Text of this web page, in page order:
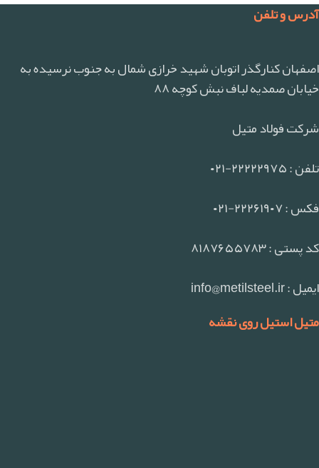
آدرس و تلفن
اصفهان کنارگذر اتوبان شهید خرازی شمال به جنوب نرسیده به
خیابان صمدیه لباف نبش کوچه ۸۸
شرکت فولاد متیل
تلفن : ۲۲۲۲۲۹۷۵-۰۲۱
فکس : ۲۲۲۶۱۹۰۷-۰۲۱
کد پستی : ۸۱۸۷۶۵۵۷۸۳
ایمیل : info@metilsteel.ir
متیل استیل روی نقشه